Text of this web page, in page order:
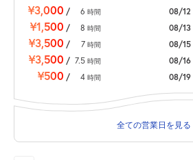
¥3,000 / 6 時間 08/12
¥1,500 / 8 時間 08/13
¥3,500 / 7 時間 08/15
¥3,500 / 7.5 時間 08/16
¥500 / 4 時間 08/19
全ての営業日を見る